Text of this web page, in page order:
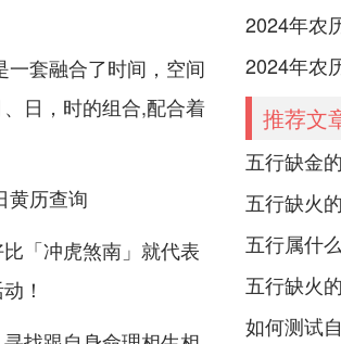
套融合了时间，空间
日，时的组合,配合着
「冲虎煞南」就代表
！
2024年农
推荐文